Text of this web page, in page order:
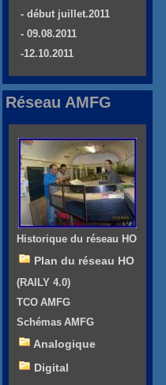
- début juillet.2011
- 09.08.2011
-12.10.2011
Réseau AMFG
Historique du réseau HO
Plan du réseau HO
(RAILY 4.0)
TCO AMFG
Schémas AMFG
Analogique
Digital